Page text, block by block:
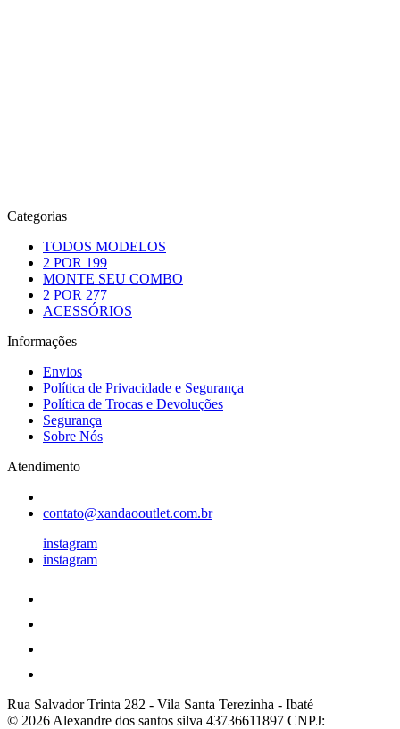
Categorias
TODOS MODELOS
2 POR 199
MONTE SEU COMBO
2 POR 277
ACESSÓRIOS
Informações
Envios
Política de Privacidade e Segurança
Política de Trocas e Devoluções
Segurança
Sobre Nós
Atendimento
contato@xandaooutlet.com.br
instagram
instagram
Rua Salvador Trinta 282 - Vila Santa Terezinha - Ibaté
© 2026 Alexandre dos santos silva 43736611897 CNPJ: